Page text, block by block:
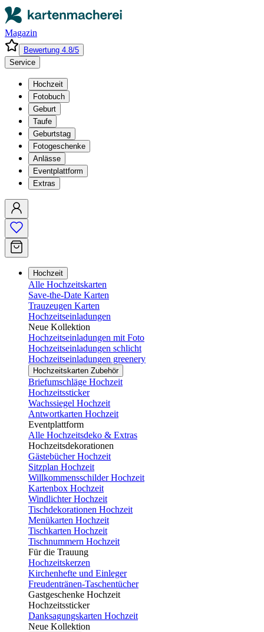
Magazin
Bewertung 4.8/5
Service
Hochzeit
Fotobuch
Geburt
Taufe
Geburtstag
Fotogeschenke
Anlässe
Eventplattform
Extras
Hochzeit
Alle Hochzeitskarten
Save-the-Date Karten
Trauzeugen Karten
Hochzeitseinladungen
Neue Kollektion
Hochzeitseinladungen mit Foto
Hochzeitseinladungen schlicht
Hochzeitseinladungen greenery
Hochzeitskarten Zubehör
Briefumschläge Hochzeit
Hochzeitssticker
Wachssiegel Hochzeit
Antwortkarten Hochzeit
Eventplattform
Alle Hochzeitsdeko & Extras
Hochzeitsdekorationen
Gästebücher Hochzeit
Sitzplan Hochzeit
Willkommensschilder Hochzeit
Kartenbox Hochzeit
Windlichter Hochzeit
Tischdekorationen Hochzeit
Menükarten Hochzeit
Tischkarten Hochzeit
Tischnummern Hochzeit
Für die Trauung
Hochzeitskerzen
Kirchenhefte und Einleger
Freudentränen-Taschentücher
Gastgeschenke Hochzeit
Hochzeitssticker
Danksagungskarten Hochzeit
Neue Kollektion